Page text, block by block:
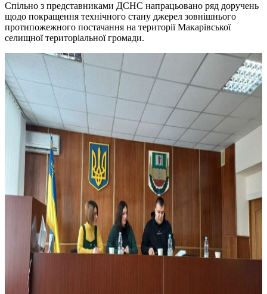
Спільно з представниками ДСНС напрацьовано ряд доручень
щодо покращення технічного стану джерел зовнішнього
протипожежного постачання на території Макарівської
селищної територіальної громади.